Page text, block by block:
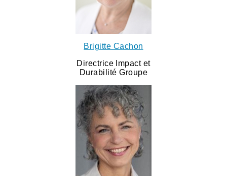
Brigitte Cachon
Directrice Impact et
Durabilité Groupe